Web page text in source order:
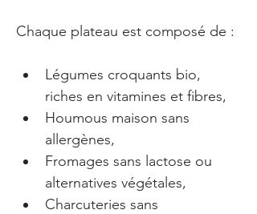
Chaque plateau est composé de :
Légumes croquants bio,
riches en vitamines et fibres,
Houmous maison sans
allergènes,
Fromages sans lactose ou
alternatives végétales,
Charcuteries sans